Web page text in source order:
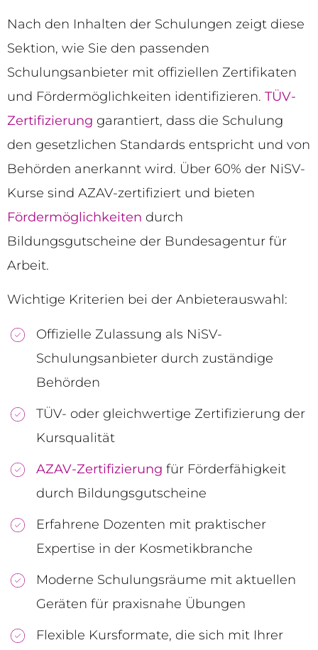
Nach den Inhalten der Schulungen zeigt diese
Sektion, wie Sie den passenden
Schulungsanbieter mit offiziellen Zertifikaten
und Fördermöglichkeiten identifizieren. TÜV-
Zertifizierung garantiert, dass die Schulung
den gesetzlichen Standards entspricht und von
Behörden anerkannt wird. Über 60% der NiSV-
Kurse sind AZAV-zertifiziert und bieten
Fördermöglichkeiten durch
Bildungsgutscheine der Bundesagentur für
Arbeit.
Wichtige Kriterien bei der Anbieterauswahl:
Offizielle Zulassung als NiSV-
Schulungsanbieter durch zuständige
Behörden
TÜV- oder gleichwertige Zertifizierung der
Kursqualität
AZAV-Zertifizierung für Förderfähigkeit
durch Bildungsgutscheine
Erfahrene Dozenten mit praktischer
Expertise in der Kosmetikbranche
Moderne Schulungsräume mit aktuellen
Geräten für praxisnahe Übungen
Flexible Kursformate, die sich mit Ihrer